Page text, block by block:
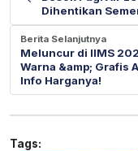
Dihentikan
Berita Selanjutnya
Meluncur di IIMS
Warna &amp; Grafis
Info Harganya!
Tags: